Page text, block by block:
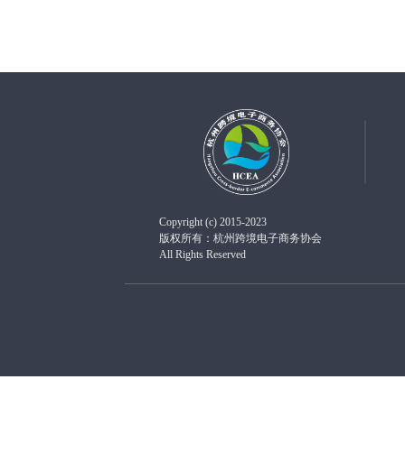
Copyright (c) 2015-2023
版权所有：杭州跨境电子商务协会
All Rights Reserved